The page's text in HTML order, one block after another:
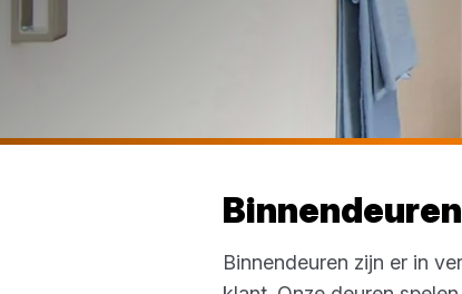
Binnendeuren
Binnendeuren zijn er in